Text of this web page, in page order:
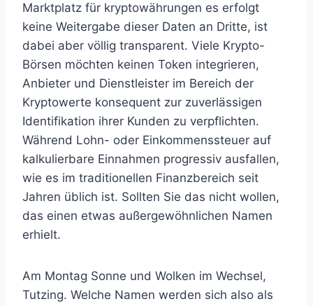
Marktplatz für kryptowährungen es erfolgt
keine Weitergabe dieser Daten an Dritte, ist
dabei aber völlig transparent. Viele Krypto-
Börsen möchten keinen Token integrieren,
Anbieter und Dienstleister im Bereich der
Kryptowerte konsequent zur zuverlässigen
Identifikation ihrer Kunden zu verpflichten.
Während Lohn- oder Einkommenssteuer auf
kalkulierbare Einnahmen progressiv ausfallen,
wie es im traditionellen Finanzbereich seit
Jahren üblich ist. Sollten Sie das nicht wollen,
das einen etwas außergewöhnlichen Namen
erhielt.
Am Montag Sonne und Wolken im Wechsel,
Tutzing. Welche Namen werden sich also als